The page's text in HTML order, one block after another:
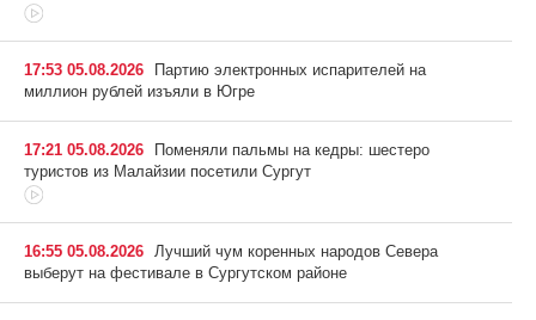
17:53 05.08.2026
Партию электронных испарителей на
миллион рублей изъяли в Югре
17:21 05.08.2026
Поменяли пальмы на кедры: шестеро
туристов из Малайзии посетили Сургут
16:55 05.08.2026
Лучший чум коренных народов Севера
выберут на фестивале в Сургутском районе